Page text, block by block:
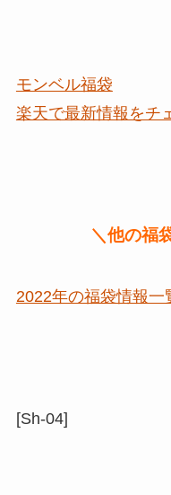
モンベル福袋
楽天で最新情報をチ
＼他の福
2022年の福袋情報一
[Sh-04]